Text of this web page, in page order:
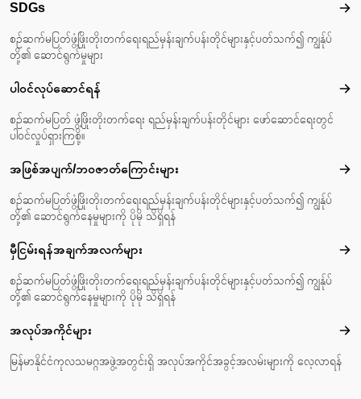
SDGs
စဉ်ဆက်မပြတ်ဖွံ့ဖြိုးတိုးတက်ရေးရည်မှန်းချက်ပန်းတိုင်များနှင့်ပတ်သက်၍ ကျွန်ုပ်
တို့၏ ဆောင်ရွက်မှုများ
ပါဝင်လုပ်ဆောင်ရန် ပါ
စဉ်ဆက်မပြတ် ဖွံ့ဖြိုးတိုးတက်ရေး ရည်မှန်းချက်ပန်းတိုင်များ ဖော်ဆောင်ရေးတွင်
ပါဝင်လှုပ်ရှားကြစို့။
အဖြစ်အပျက်/ဘဝဇာတ်‌ကြောင်းများ အဖ
စဉ်ဆက်မပြတ်ဖွံ့ဖြိုးတိုးတက်ရေးရည်မှန်းချက်ပန်းတိုင်များနှင့်ပတ်သက်၍ ကျွန်ုပ်
တို့၏ ဆောင်ရွက်နေမှုများကို ပိုမို သိရှိရန်
မှီငြမ်းရန်အချက်အလက်များ မှီင
စဉ်ဆက်မပြတ်ဖွံ့ဖြိုးတိုးတက်ရေးရည်မှန်းချက်ပန်းတိုင်များနှင့်ပတ်သက်၍ ကျွန်ုပ်
တို့၏ ဆောင်ရွက်နေမှုများကို ပိုမို သိရှိရန်
အလုပ်အကိုင်များ အလု
မြန်မာနိုင်ငံကုလသမဂ္ဂအဖွဲ့အတွင်းရှိ အလုပ်အကိုင်အခွင့်အလမ်းများကို လေ့လာရန်